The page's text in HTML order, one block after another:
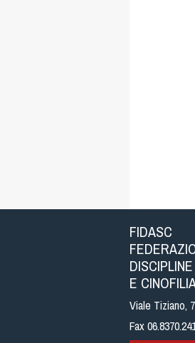
FIDASC
E
Viale Tiziano,
Fax